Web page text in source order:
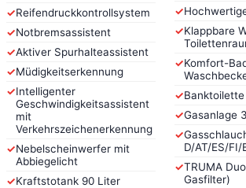
✓Reifendruckkontrollsystem
✓Notbremsassistent
✓Aktiver Spurhalteassistent
✓Müdigkeitserkennung
✓Intelligenter
Geschwindigkeitsassistent
mit
Verkehrszeichenerkennung
✓Nebelscheinwerfer mit
Abbiegelicht
✓Kraftstotank 90 Liter
✓
✓Klappbare
✓Komfort-
✓Banktoilette
✓Gasanlage
✓
D/AT/ES/
✓TRUMA
Gasfilter)